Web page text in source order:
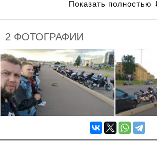
перчатках!
Разыгрываем приза от Liqui Moly
Для участия, необходимо
мотоцикле и проехать до
маршрута, быть отмеченным как
возможный участник, этого
МотоБратан. Розыгрыш состоится
2 ФОТОГРАФИИ